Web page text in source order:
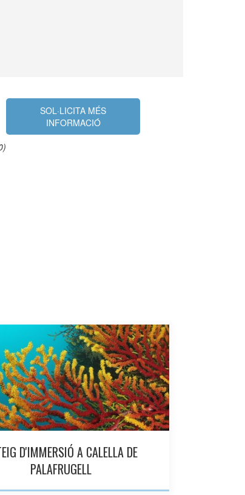
SOL·LICITA MÉS
INFORMACIÓ
D'IMMERSIÓ A CALELLA DE
PALAFRUGELL